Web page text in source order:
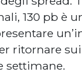
130 pb è
ritornare
settimane.